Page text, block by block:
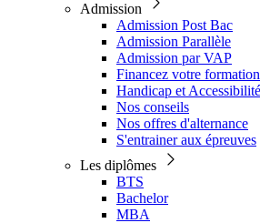
Admission
Admission Post Bac
Admission Parallèle
Admission par VAP
Financez votre formation
Handicap et Accessibilité
Nos conseils
Nos offres d'alternance
S'entrainer aux épreuves
Les diplômes
BTS
Bachelor
MBA